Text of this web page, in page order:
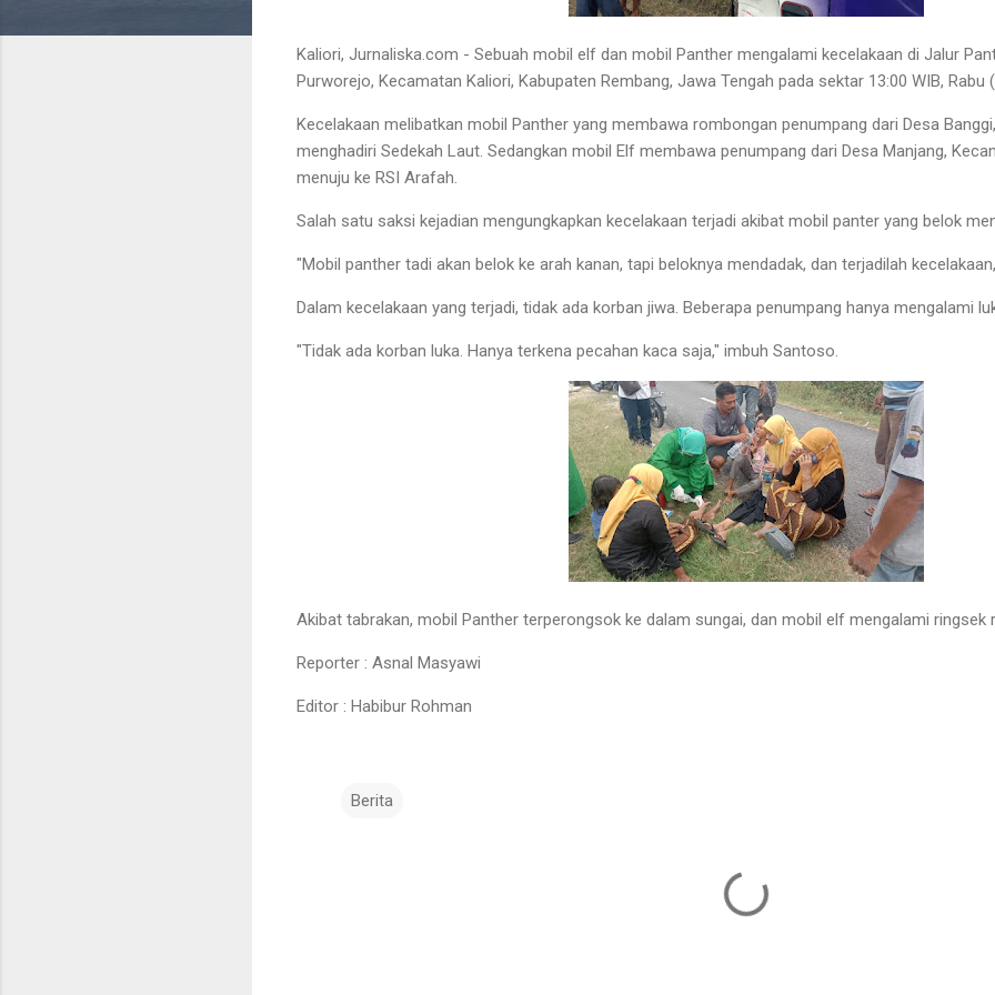
Kaliori, Jurnaliska.com - Sebuah mobil elf dan mobil Panther mengalami kecelakaan di Jalur
Purworejo, Kecamatan Kaliori, Kabupaten Rembang, Jawa Tengah pada sektar 13:00 WIB, Rabu
Kecelakaan melibatkan mobil Panther yang membawa rombongan penumpang dari Desa
menghadiri Sedekah Laut. Sedangkan mobil Elf membawa penumpang dari Desa Manjang,
menuju ke RSI Arafah.
Salah satu saksi kejadian mengungkapkan kecelakaan terjadi akibat mobil panter yang belok
"Mobil panther tadi akan belok ke arah kanan, tapi beloknya mendadak, dan terjadilah
Dalam kecelakaan yang terjadi, tidak ada korban jiwa. Beberapa penumpang hanya mengalami
"Tidak ada korban luka. Hanya terkena pecahan kaca saja," imbuh Santoso.
Akibat tabrakan, mobil Panther terperongsok ke dalam sungai, dan mobil elf mengalami ringsek
Reporter : Asnal Masyawi
Editor : Habibur Rohman
Berita